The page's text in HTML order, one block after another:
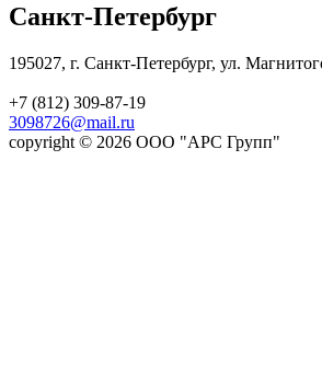
Санкт-Петербург
195027, г. Санкт-Петербург, ул.
+7 (812) 309-87-19
3098726@mail.ru
copyright © 2026 ООО "АРС Групп"